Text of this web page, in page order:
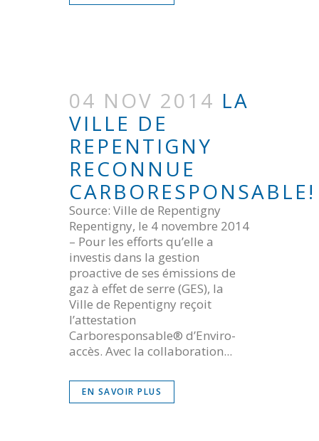
04 NOV 2014 LA
VILLE DE
REPENTIGNY
RECONNUE
CARBORESPONSABLE!
Source: Ville de Repentigny
Repentigny, le 4 novembre 2014
– Pour les efforts qu’elle a
investis dans la gestion
proactive de ses émissions de
gaz à effet de serre (GES), la
Ville de Repentigny reçoit
l’attestation
Carboresponsable® d’Enviro-
accès. Avec la collaboration...
EN SAVOIR PLUS